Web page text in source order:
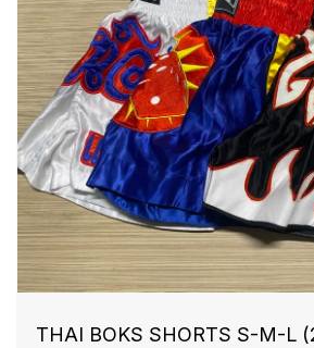
THAI BOKS SHORTS S-M-L